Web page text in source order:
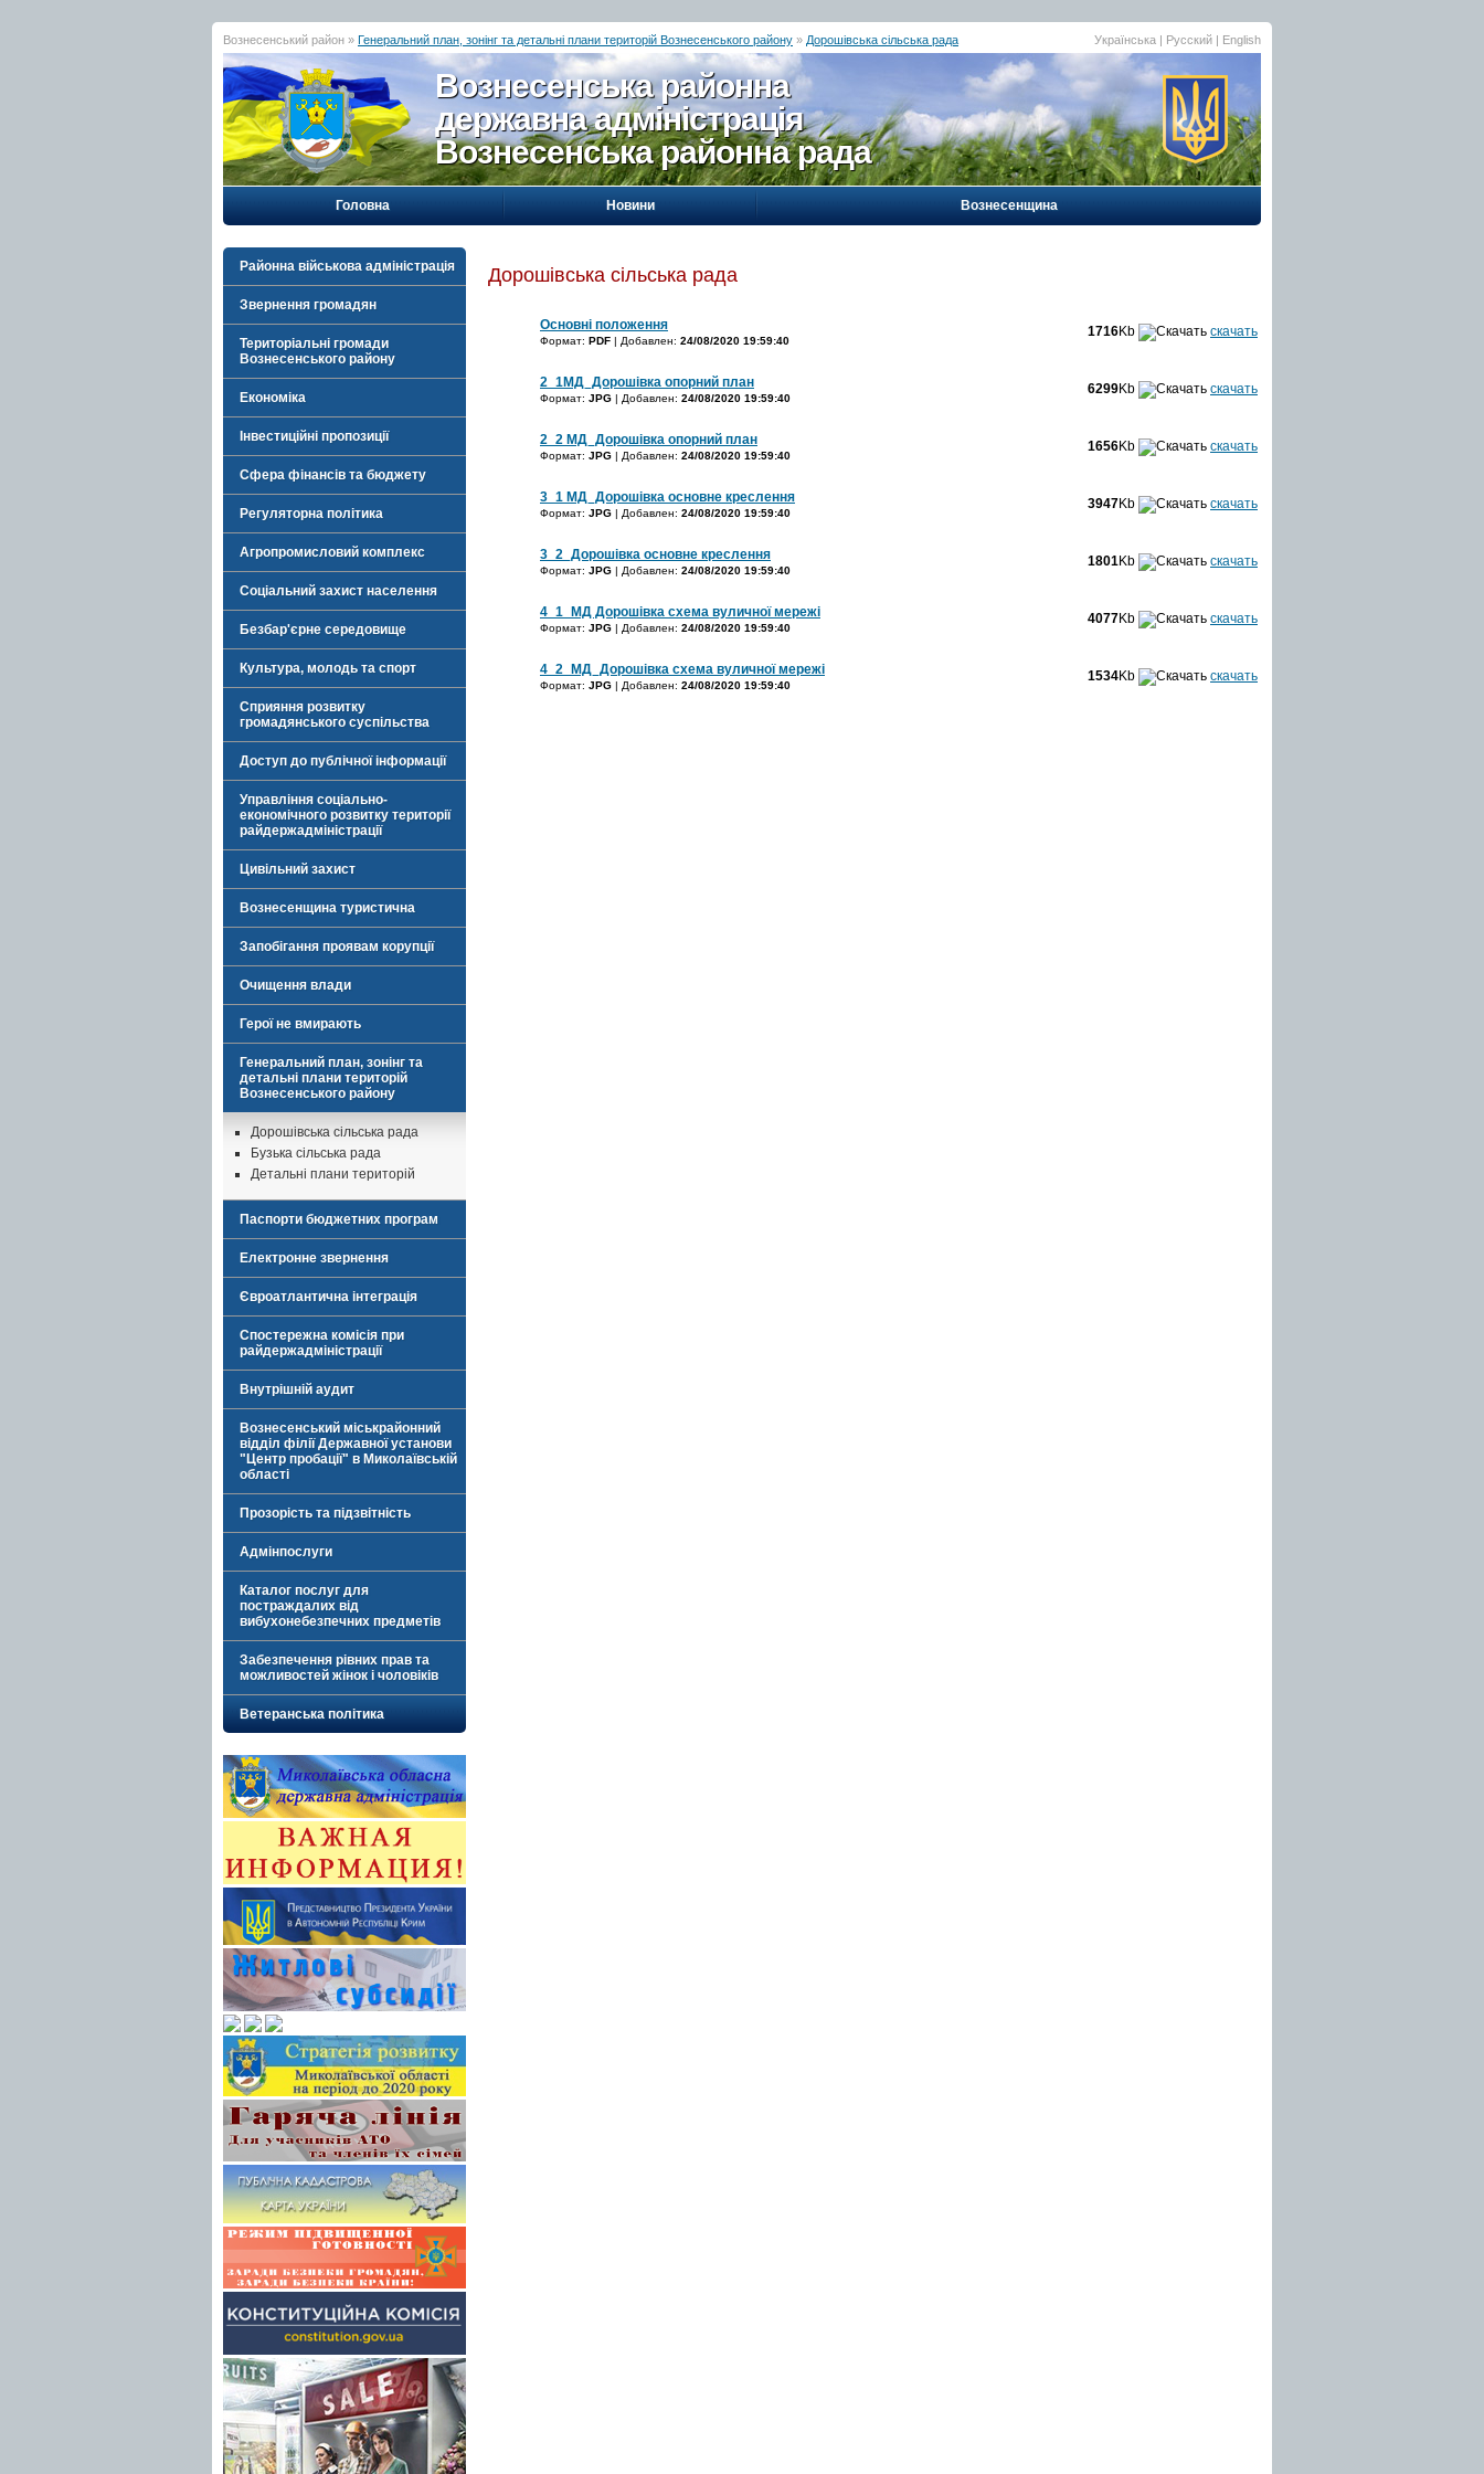
Вознесенський район » Генеральний план, зонінг та детальні плани територій Вознесенського району » Дорошівська сільська рада Українська | Русский | English
Вознесенська районна
державна адміністрація
Вознесенська районна рада
Головна Новини Вознесенщина
Районна військова адміністрація
Звернення громадян
Територіальні громади
Вознесенського району
Економіка
Інвестиційні пропозиції
Сфера фінансів та бюджету
Регуляторна політика
Агропромисловий комплекс
Соціальний захист населення
Безбар'єрне середовище
Культура, молодь та спорт
Сприяння розвитку
громадянського суспільства
Доступ до публічної інформації
Управління соціально-
економічного розвитку території
райдержадміністрації
Цивільний захист
Вознесенщина туристична
Запобігання проявам корупції
Очищення влади
Герої не вмирають
Генеральний план, зонінг та
детальні плани територій
Вознесенського району
Дорошівська сільська рада
Бузька сільська рада
Детальні плани територій
Паспорти бюджетних програм
Електронне звернення
Євроатлантична інтеграція
Спостережна комісія при
райдержадміністрації
Внутрішній аудит
Вознесенський міськрайонний
відділ філії Державної установи
"Центр пробації" в Миколаївській
області
Прозорість та підзвітність
Адмінпослуги
Каталог послуг для
постраждалих від
вибухонебезпечних предметів
Забезпечення рівних прав та
можливостей жінок і чоловіків
Ветеранська політика
Дорошівська сільська рада
Основні положення
Формат: PDF | Добавлен: 24/08/2020 19:59:40
1716Kb скачать
2_1МД_Дорошівка опорний план
Формат: JPG | Добавлен: 24/08/2020 19:59:40
6299Kb скачать
2_2 МД_Дорошівка опорний план
Формат: JPG | Добавлен: 24/08/2020 19:59:40
1656Kb скачать
3_1 МД_Дорошівка основне креслення
Формат: JPG | Добавлен: 24/08/2020 19:59:40
3947Kb скачать
3_2_Дорошівка основне креслення
Формат: JPG | Добавлен: 24/08/2020 19:59:40
1801Kb скачать
4_1_МД Дорошівка схема вуличної мережі
Формат: JPG | Добавлен: 24/08/2020 19:59:40
4077Kb скачать
4_2_МД_Дорошівка схема вуличної мережі
Формат: JPG | Добавлен: 24/08/2020 19:59:40
1534Kb скачать